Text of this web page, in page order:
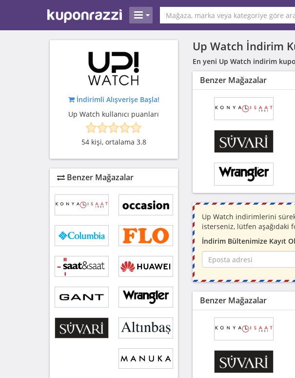
Up Watch İndirim
En yeni Up Watch indirim
İndirimli Alışverişe Başla!
Up Watch kullanıcı puanları
54 kişi, ortalama 3.8
Benzer Mağazalar
Up Watch indirimlerini
isterseniz, lütfen
İndirim Bültenimize Kayıt Ol
Benzer Mağazalar
Benzer Mağazalar